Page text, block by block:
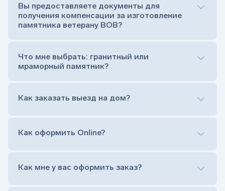
Тумба (постамент, на который при помощи
штыря устанавливается стела)
Цветник (обрамление могилки, бывает, что
Обработка и сверловка комплекта
Расположение символа веры (крестик или
на символ веры или вовсе портрет не рисовать)
прописной)
Вы предоставляете документы для
получения компенсации за изготовление
памятника ветерану ВОВ?
Что мне выбрать: гранитный или
мраморный памятник?
Как заказать выезд на дом?
Оформить заказ удаленно (online)
Заказать бесплатный выезд менеджера на дом
Как оформить Online?
Как мне у вас оформить заказ?